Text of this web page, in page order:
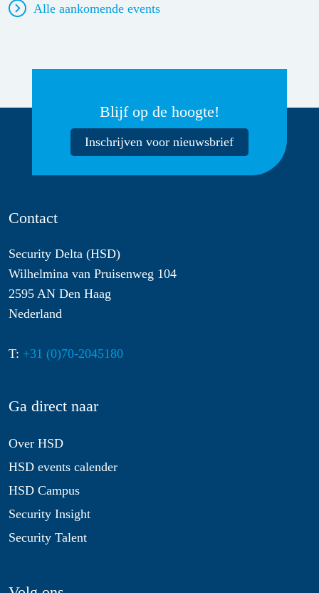
Alle aankomende events
Blijf op de hoogte!
Inschrijven voor nieuwsbrief
Contact
Security Delta (HSD)
Wilhelmina van Pruisenweg 104
2595 AN Den Haag
Nederland
T: +31 (0)70-2045180
Ga direct naar
Over HSD
HSD events calender
HSD Campus
Security Insight
Security Talent